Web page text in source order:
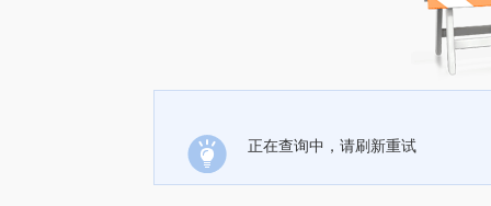
正在查询中，请刷新重试